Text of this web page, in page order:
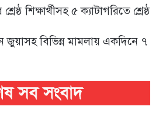
শিক্ষার্থীসহ ৫ ক্যাটাগরিতে শ্রেষ্ঠ
জুয়াসহ বিভিন্ন মামলায় একদিনে ৭